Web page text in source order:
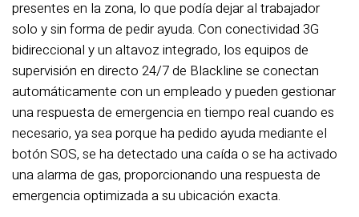
presentes en la zona, lo que podía dejar al trabajador
solo y sin forma de pedir ayuda. Con conectividad 3G
bidireccional y un altavoz integrado, los equipos de
supervisión en directo 24/7 de Blackline se conectan
automáticamente con un empleado y pueden gestionar
una respuesta de emergencia en tiempo real cuando es
necesario, ya sea porque ha pedido ayuda mediante el
botón SOS, se ha detectado una caída o se ha activado
una alarma de gas, proporcionando una respuesta de
emergencia optimizada a su ubicación exacta.